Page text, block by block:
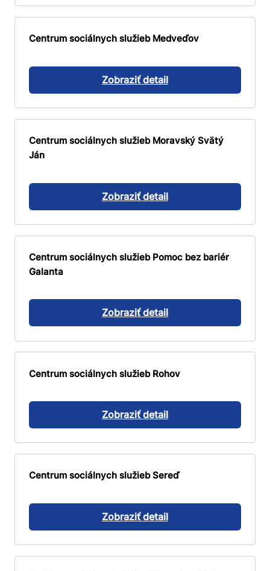
Centrum sociálnych služieb Medveďov
Zobraziť detail
Centrum sociálnych služieb Moravský Svätý
Ján
Zobraziť detail
Centrum sociálnych služieb Pomoc bez bariér
Galanta
Zobraziť detail
Centrum sociálnych služieb Rohov
Zobraziť detail
Centrum sociálnych služieb Sereď
Zobraziť detail